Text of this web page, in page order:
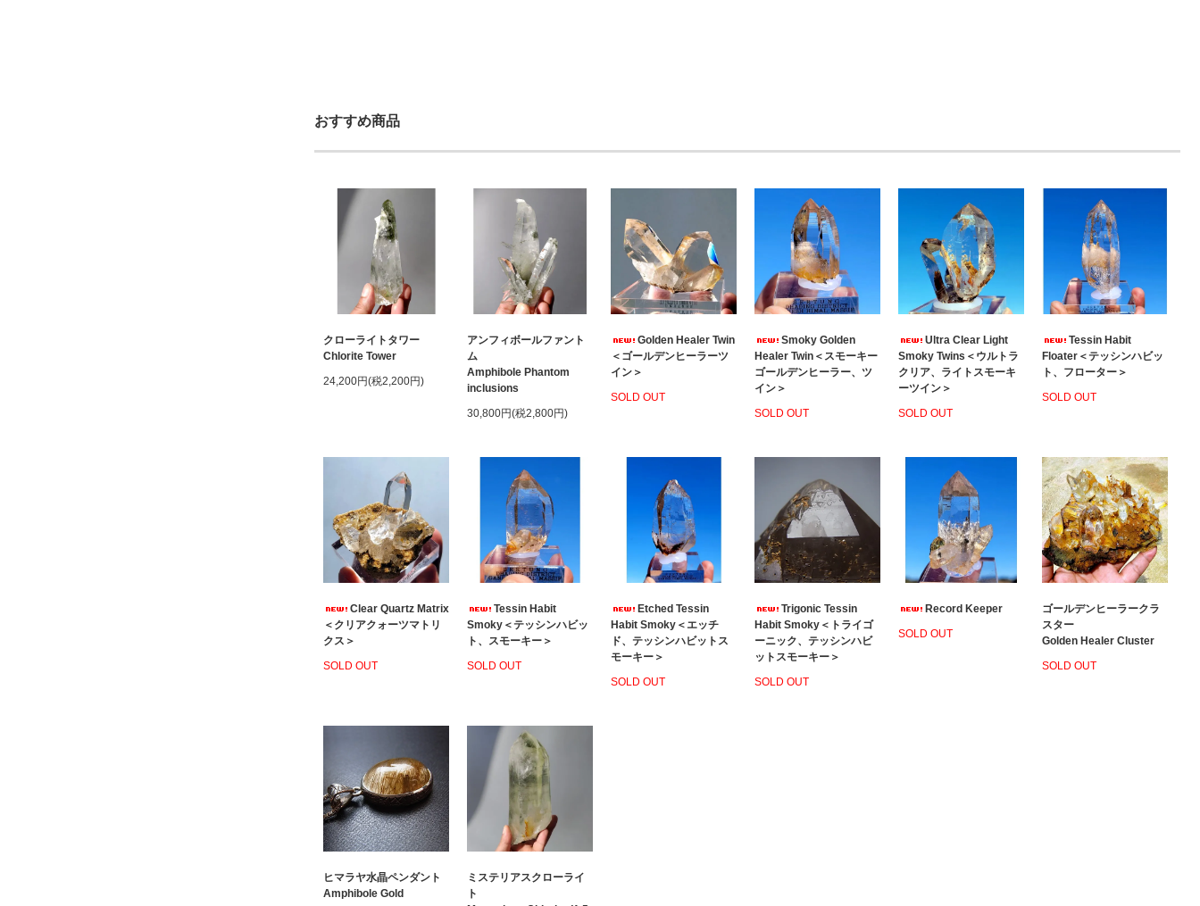
おすすめ商品
クローライトタワー
Chlorite Tower
24,200円(税2,200円)
アンフィボールファント
ム
Amphibole Phantom
inclusions
30,800円(税2,800円)
Golden Healer Twin
＜ゴールデンヒーラーツ
イン＞
SOLD OUT
Smoky Golden
Healer Twin＜スモーキー
ゴールデンヒーラー、ツ
イン＞
SOLD OUT
Ultra Clear Light
Smoky Twins＜ウルトラ
クリア、ライトスモーキ
ーツイン＞
SOLD OUT
Tessin Habit
Floater＜テッシンハビッ
ト、フローター＞
SOLD OUT
Clear Quartz Matrix
＜クリアクォーツマトリ
クス＞
SOLD OUT
Tessin Habit
Smoky＜テッシンハビッ
ト、スモーキー＞
SOLD OUT
Etched Tessin
Habit Smoky＜エッチ
ド、テッシンハビットス
モーキー＞
SOLD OUT
Trigonic Tessin
Habit Smoky＜トライゴ
ーニック、テッシンハビ
ットスモーキー＞
SOLD OUT
Record Keeper
SOLD OUT
ゴールデンヒーラークラ
スター
Golden Healer Cluster
SOLD OUT
ヒマラヤ水晶ペンダント
Amphibole Gold
ミステリアスクローライ
ト